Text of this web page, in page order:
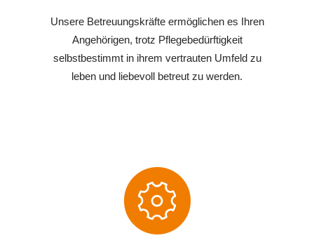
Unsere Betreuungskräfte ermöglichen es Ihren
Angehörigen, trotz Pflegebedürftigkeit
selbstbestimmt in ihrem vertrauten Umfeld zu
leben und liebevoll betreut zu werden.